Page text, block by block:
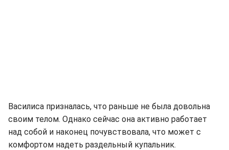
Василиса призналась, что раньше не была довольна
своим телом. Однако сейчас она активно работает
над собой и наконец почувствовала, что может с
комфортом надеть раздельный купальник.